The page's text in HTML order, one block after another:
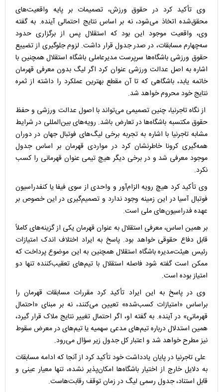
وی تأکید کرد در حقوق ورزش، تصمیمات بر پایه واقعیت‌های
محقق‌شده اتخاذ می‌شود، نه بر اساس نتایج احتمالی آینده. به گفته
وی، واقعیت موجود این بود که استقلال پس از برگزاری حدود
سه‌چهارم مسابقات، در صدر جدول قرار داشت. لزوم جلوگیری از تضییع
حقوق ورزشی باشگاه‌ها سرپرست مدیرعاملی باشگاه استقلال همچنین با
اشاره به اصل عدالت ورزشی عنوان کرد اگر لیگ بدون معرفی قهرمان
خاتمه یابد، باشگاهی که تا آن مقطع بهترین عملکرد را داشته از ثمره
نتایج خود محروم خواهد شد.
از نگاه تاجرنیا، چنین تصمیمی می‌تواند با اصول عدالت ورزشی و حفظ
حقوق مکتسبه باشگاه‌ها در تعارض باشد. رویه‌های بین‌المللی در شرایط
مشابه تاجرنیا با اشاره به تجربه برخی لیگ‌های فوتبال جهان در دوران
همه‌گیری کرونا خاطرنشان کرد در مواردی قهرمان بر اساس جدول
موجود معرفی شد و در برخی دیگر هیچ تیمی عنوان قهرمانی را کسب
نکرد.
وی تأکید کرد هیچ رویه الزام‌آور و واحدی از سوی فیفا یا کنفدراسیون
فوتبال آسیا در این زمینه وجود ندارد و تصمیم‌گیری در این خصوص بر
عهده فدراسیون‌های ملی است.
بر همین اساس، معرفی استقلال به عنوان قهرمان یکی از گزینه‌های کاملاً
قابل دفاع حقوقی خواهد بود. پاسخ به ایراد اختلاف اندک امتیازات
رئیس هیئت‌مدیره باشگاه استقلال همچنین به این موضوع پرداخت که
ممکن است گفته شود فاصله استقلال با تیم‌های تعقیب‌کننده تنها دو
امتیاز بوده است.
وی در پاسخ به این ایراد تأکید کرد مقررات مسابقات قهرمان را
براساس «امتیازات کسب‌شده» تعیین می‌کنند، نه بر مبنای «احتمال
قهرمانی» در آینده. به گفته او، اگر احتمال تغییر نتایج ملاک قرار گیرد،
همین استدلال درباره تیم‌های مدعی سهمیه یا تیم‌های در معرض سقوط
نیز مطرح خواهد شد و اعتبار کل جدول زیر سؤال می‌رود.
علی تاجرنیا در پایان یادداشت خود تأکید کرد از آنجا که ادامه مسابقات
به دلایل خارج از اختیار باشگاه‌ها امکان‌پذیر نشده، تنها معیار عینی و
قابل استناد، جدول رسمی لیگ در زمان توقف رقابت‌هاست.